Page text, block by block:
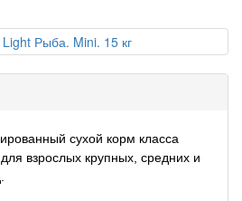
сухой корм класса
взрослых крупных, средних и